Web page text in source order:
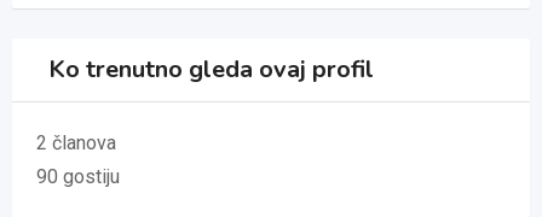
Ko trenutno gleda ovaj profil
2 članova
90 gostiju